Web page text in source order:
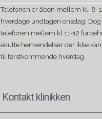
Telefonen er åben mellem kl. 8-
hverdage undtagen onsdag. Dog
telefonen mellem kl 11-12
akutte henvendelser der ikke
til førstkommende hverdag.
Kontakt klinikken